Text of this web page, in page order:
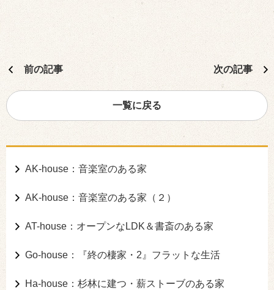
前の記事 次の記事
一覧に戻る
AK-house：音楽室のある家
AK-house：音楽室のある家（２）
AT-house：オープンなLDK＆書斎のある家
Go-house：『終の棲家・2』フラットな生活
Ha-house：杉林に建つ・薪ストーブのある家